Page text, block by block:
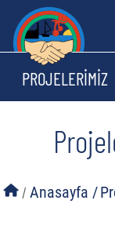
PROJELERİMİZ
/ Anasayfa /